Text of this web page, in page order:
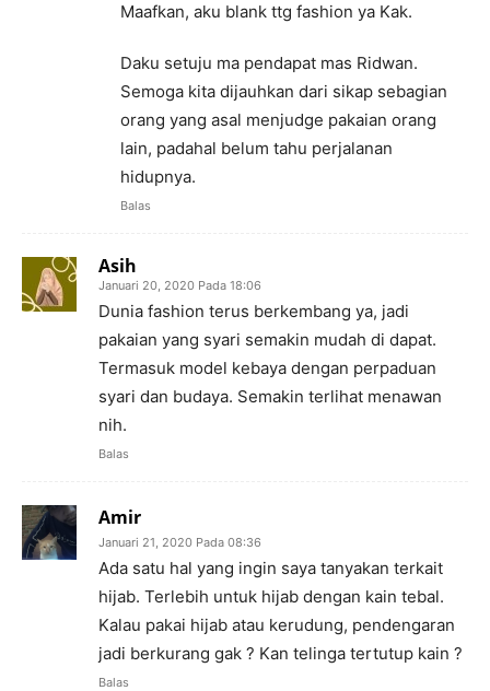
Maafkan, aku blank ttg fashion ya Kak.
Daku setuju ma pendapat mas Ridwan.
Semoga kita dijauhkan dari sikap sebagian
orang yang asal menjudge pakaian orang
lain, padahal belum tahu perjalanan
hidupnya.
Balas
Asih
Januari 20, 2020 Pada 18:06
Dunia fashion terus berkembang ya, jadi
pakaian yang syari semakin mudah di dapat.
Termasuk model kebaya dengan perpaduan
syari dan budaya. Semakin terlihat menawan
nih.
Balas
Amir
Januari 21, 2020 Pada 08:36
Ada satu hal yang ingin saya tanyakan terkait
hijab. Terlebih untuk hijab dengan kain tebal.
Kalau pakai hijab atau kerudung, pendengaran
jadi berkurang gak ? Kan telinga tertutup kain ?
Balas